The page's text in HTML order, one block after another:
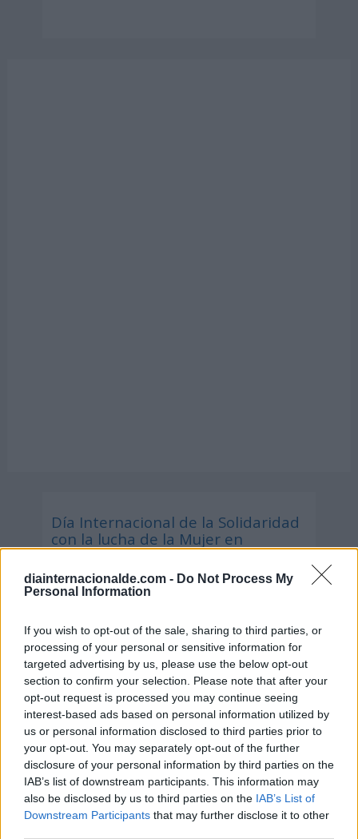
diainternacionalde.com - Do Not Process My
Personal Information
If you wish to opt-out of the sale, sharing to third parties, or
processing of your personal or sensitive information for
targeted advertising by us, please use the below opt-out
section to confirm your selection. Please note that after your
opt-out request is processed you may continue seeing
interest-based ads based on personal information utilized by
us or personal information disclosed to third parties prior to
your opt-out. You may separately opt-out of the further
disclosure of your personal information by third parties on the
IAB’s list of downstream participants. This information may
also be disclosed by us to third parties on the IAB’s List of
Downstream Participants that may further disclose it to other
Día Internacional de la Solidaridad
con la lucha de la Mujer en
Sudáfrica y Namibia
9 de agosto de 2026